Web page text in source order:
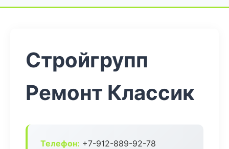
Стройгрупп
Ремонт Классик
Телефон: +7-912-889-92-78